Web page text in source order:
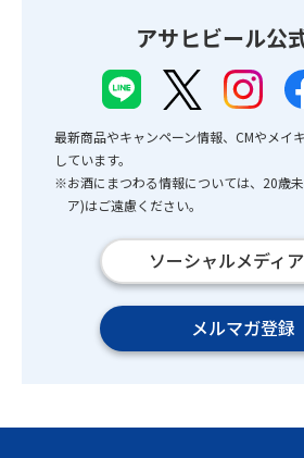
アサヒビール公
最新商品やキャンペーン情報、CMやメイ
しています。
※お酒にまつわる情報については、20歳
ア)はご遠慮ください。
ソーシャルメディ
メルマガ登録